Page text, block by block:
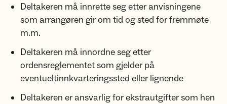
Deltakeren må innrette seg etter anvisningene
som arrangøren gir om tid og sted for fremmøte
m.m.
Deltakeren må innordne seg etter
ordensreglementet som gjelder på
eventueltinnkvarteringssted eller lignende
Deltakeren er ansvarlig for ekstrautgifter som hen